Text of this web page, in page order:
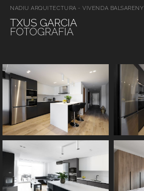
NADIU ARQUITECTURA - VIVENDA BALSARENY
TXUS GARCIA
FOTOGRAFIA